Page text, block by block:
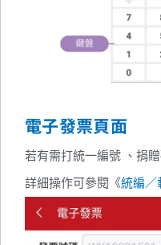
電子發票頁面
若有需打統一編號 、捐
詳細操作可參閱《統編／